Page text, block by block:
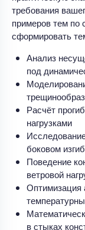
требования
примеров тем по
сформировать
Анализ
под
Расчёт
нагрузками
боковом
Поведение
ветровой
Оптимизация
в стыках